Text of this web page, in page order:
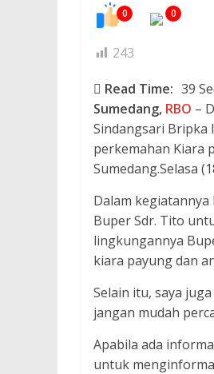
0 0
243
Read Time: 39
Sumedang, RBO –
Sindangsari Bripka
perkemahan Kiara
Sumedang.Selasa
Dalam
Buper Sdr. Tito
lingkungannya
kiara payung dan
Selain itu, saya
jangan mudah
Apabila ada
untuk